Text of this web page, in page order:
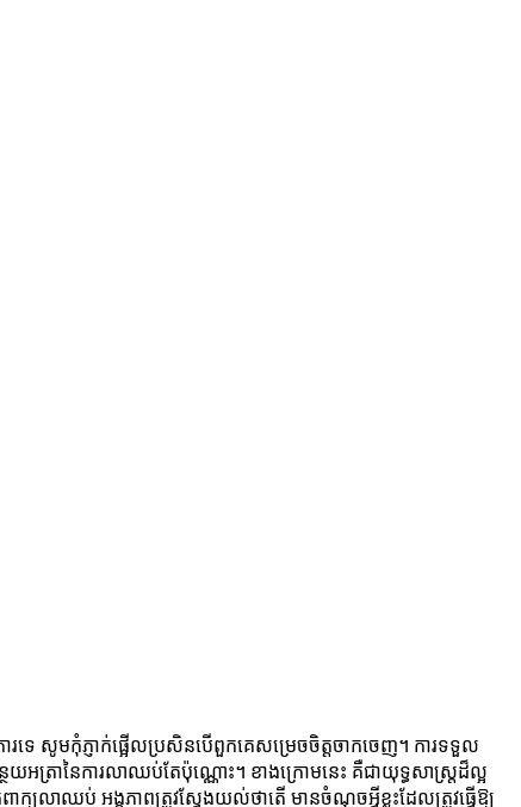
ារទេ​ សូមកុំ​ភ្ញាក់​ផ្អើល​ប្រសិន​បើ​ពួក​គេ​សម្រេច​ចិត្ត​ចាក​ចេញ។ ការទទួល
ថយអត្រានៃការលាឈប់តែប៉ុណ្ណោះ។ ខាងក្រោមនេះ គឺជាយុទ្ធសាស្រ្តដ៏ល្អ
ក្យលាឈប់ អង្គភាពត្រូវស្វែងយល់ថាតើ​ មានចំណុចអ្វីខ្លះដែលត្រូវធ្វើឱ្យ